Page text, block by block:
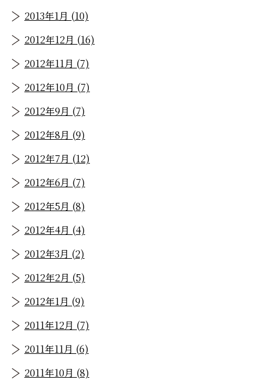
2013年1月 (10)
2012年12月 (16)
2012年11月 (7)
2012年10月 (7)
2012年9月 (7)
2012年8月 (9)
2012年7月 (12)
2012年6月 (7)
2012年5月 (8)
2012年4月 (4)
2012年3月 (2)
2012年2月 (5)
2012年1月 (9)
2011年12月 (7)
2011年11月 (6)
2011年10月 (8)